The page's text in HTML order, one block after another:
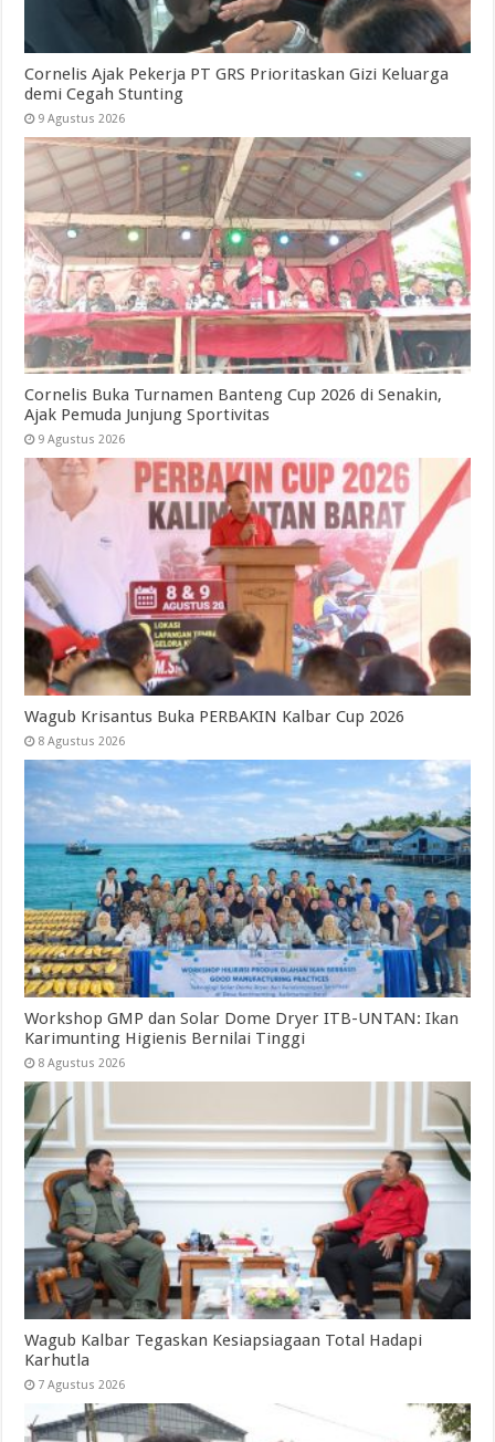
Cornelis Ajak Pekerja PT GRS Prioritaskan Gizi Keluarga
demi Cegah Stunting
9 Agustus 2026
Cornelis Buka Turnamen Banteng Cup 2026 di Senakin,
Ajak Pemuda Junjung Sportivitas
9 Agustus 2026
Wagub Krisantus Buka PERBAKIN Kalbar Cup 2026
8 Agustus 2026
Workshop GMP dan Solar Dome Dryer ITB-UNTAN: Ikan
Karimunting Higienis Bernilai Tinggi
8 Agustus 2026
Wagub Kalbar Tegaskan Kesiapsiagaan Total Hadapi
Karhutla
7 Agustus 2026